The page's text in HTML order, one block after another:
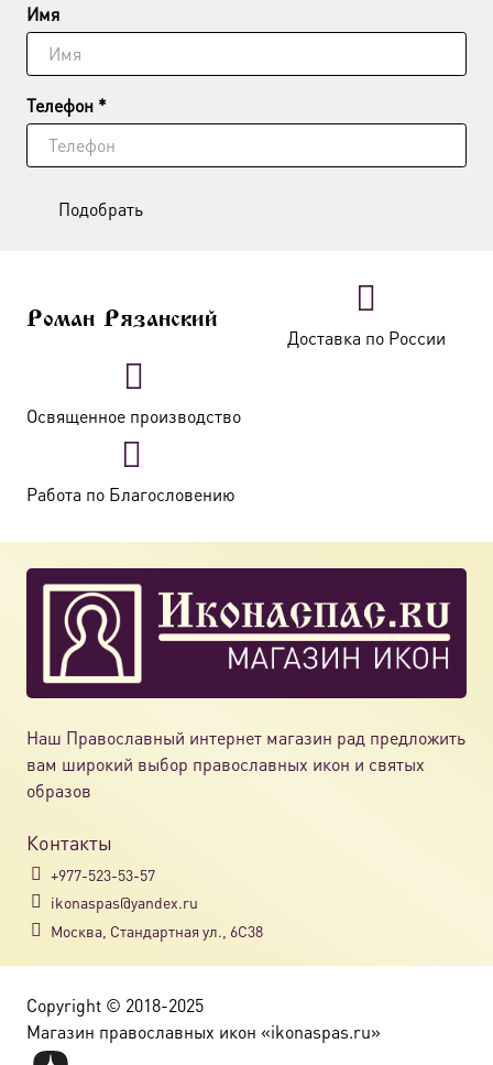
Имя
Телефон *
Подобрать
Роман Рязанский
Доставка по России
Освященное производство
Работа по Благословению
Наш Православный интернет магазин рад предложить
вам широкий выбор православных икон и святых
образов
Контакты
+977-523-53-57
ikonaspas@yandex.ru
Москва, Стандартная ул., 6С38
Copyright © 2018-2025
Магазин православных икон «ikonaspas.ru»